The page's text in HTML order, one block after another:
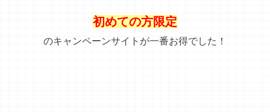
初めての方限定
のキャンペーンサイトが一番お得でした！